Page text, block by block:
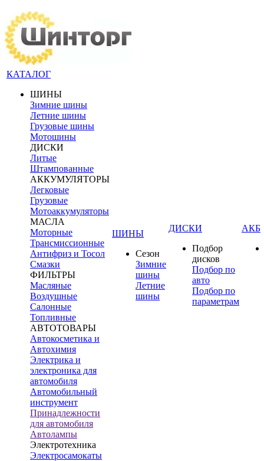
КАТАЛОГ
ШИНЫ
Зимние шины
Летние шины
Грузовые шины
Мотошины
ДИСКИ
Литые
Штампованные
АККУМУЛЯТОРЫ
Легковые
Грузовые
Мотоаккумуляторы
МАСЛА
Моторные
Трансмиссионные
Антифриз и Тосол
Смазки
ФИЛЬТРЫ
Масляные
Воздушные
Салонные
Топливные
АВТОТОВАРЫ
Автокосметика и
Автохимия
Электрика и
электроника для
автомобиля
Автомобильный
инструмент
Принадлежности
для автомобиля
Автолампы
Электротехника
Электросамокаты
ШИНЫ
Сезон
Зимние
шины
Летние
шины
ДИСКИ
Подбор
дисков
Подбор по
авто
Подбор по
параметрам
АКБ